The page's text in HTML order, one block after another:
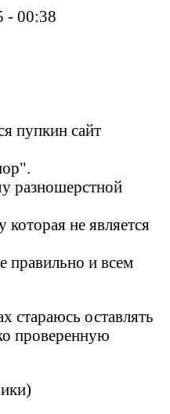
- 00:38
пупкин сайт
разношерстной
не является
правильно и всем
стараюсь оставлять
проверенную